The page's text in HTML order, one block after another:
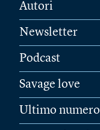
Autori
Newsletter
Podcast
Savage love
Ultimo numero